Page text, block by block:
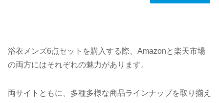
浴衣メンズ6点セットを購入する際、Amazonと楽天市場
の両方にはそれぞれの魅力があります。
両サイトともに、多種多様な商品ラインナップを取り揃え